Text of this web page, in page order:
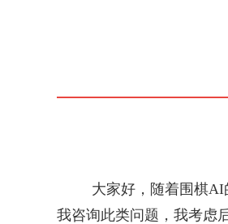
大家好，随着围棋AI
我咨询此类问题，我考虑